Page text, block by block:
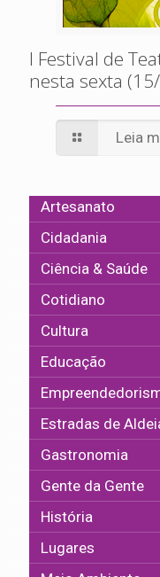
I Festival de
nesta sexta
Leia
Artesanato
Cidadania
Ciência & Saúde
Cotidiano
Cultura
Educação
Estradas de
Gastronomia
Gente da Gente
História
Lugares